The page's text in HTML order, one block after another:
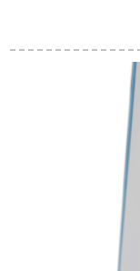
庭用冷蔵庫の快速冷